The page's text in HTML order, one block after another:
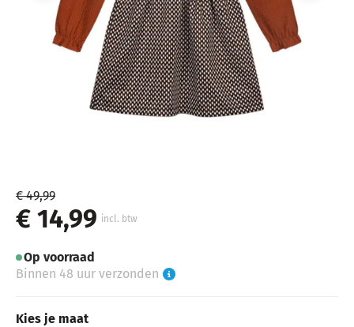
€ 49,99
€ 14,99 incl. btw
Op voorraad
Binnen 48 uur verzonden
Kies je maat